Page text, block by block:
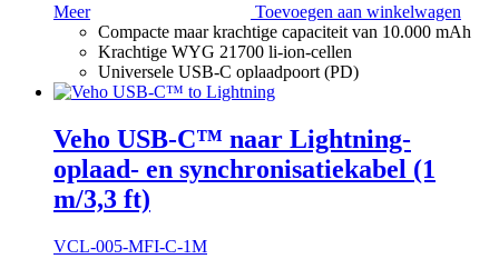
Meer
Toevoegen aan winkelwagen
Compacte maar krachtige capaciteit van 10.000 mAh
Krachtige WYG 21700 li-ion-cellen
Universele USB-C oplaadpoort (PD)
Veho USB-C™ naar Lightning-
oplaad- en synchronisatiekabel (1
m/3,3 ft)
VCL-005-MFI-C-1M